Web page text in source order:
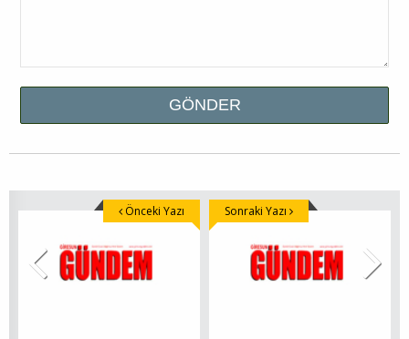
Önceki Yazı Sonraki Yazı